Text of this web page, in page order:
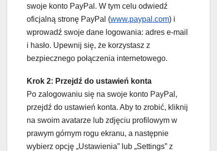
swoje konto PayPal. W tym celu odwiedź
oficjalną stronę PayPal (www.paypal.com) i
wprowadź swoje dane logowania: adres e-mail
i hasło. Upewnij się, że korzystasz z
bezpiecznego połączenia internetowego.
Krok 2: Przejdź do ustawień konta
Po zalogowaniu się na swoje konto PayPal,
przejdź do ustawień konta. Aby to zrobić, kliknij
na swoim avatarze lub zdjęciu profilowym w
prawym górnym rogu ekranu, a następnie
wybierz opcję „Ustawienia” lub „Settings” z